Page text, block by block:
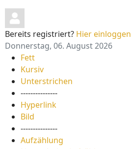
Bereits registriert? Hier einloggen
Donnerstag, 06. August 2026
Fett
Kursiv
Unterstrichen
---------------
Hyperlink
Bild
---------------
Aufzählung